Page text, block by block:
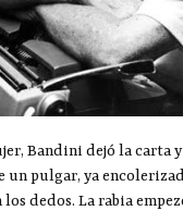
Bandini dejó la carta
un pulgar, ya
dedos. La rabia